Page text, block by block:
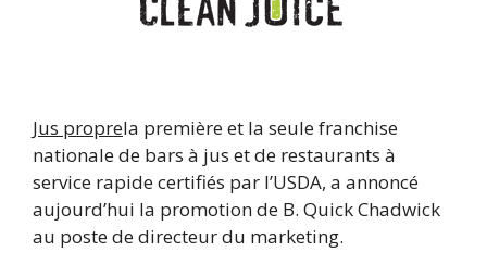
Jus proprela première et la seule franchise
nationale de bars à jus et de restaurants à
service rapide certifiés par l’USDA, a annoncé
aujourd’hui la promotion de B. Quick Chadwick
au poste de directeur du marketing.